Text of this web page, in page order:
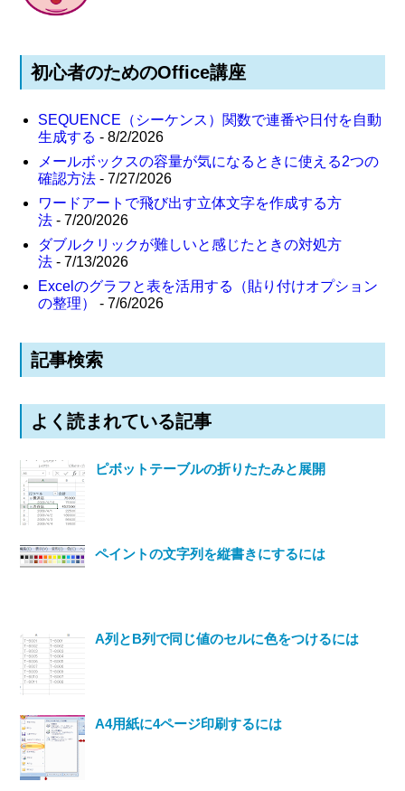
初心者のためのOffice講座
SEQUENCE（シーケンス）関数で連番や日付を自動
生成する - 8/2/2026
メールボックスの容量が気になるときに使える2つの
確認方法 - 7/27/2026
ワードアートで飛び出す立体文字を作成する方
法 - 7/20/2026
ダブルクリックが難しいと感じたときの対処方
法 - 7/13/2026
Excelのグラフと表を活用する（貼り付けオプション
の整理）
- 7/6/2026
記事検索
よく読まれている記事
ピボットテーブルの折りたたみと展開
ペイントの文字列を縦書きにするには
A列とB列で同じ値のセルに色をつけるには
A4用紙に4ページ印刷するには